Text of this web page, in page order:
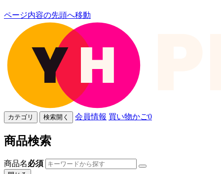
ページ内容の先頭へ移動
カテゴリ 検索開く 会員情報 買い物かご0
商品検索
商品名必須